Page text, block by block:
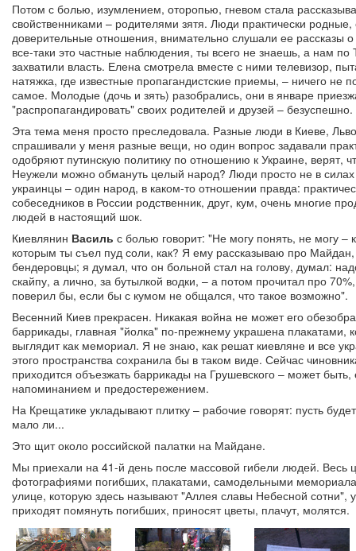
Потом с болью, изумлением, оторопью, гневом стала
свойственниками – родителями зятя. Люди практически
доверительные отношения, внимательно слушали ее рассказы
все-таки это частные наблюдения, ты всего не знаешь, а нам
захватили власть. Елена смотрела вместе с ними телевизор,
натяжка, где известные пропагандистские приемы, – ничего
самое. Молодые (дочь и зять) разобрались, они в январе
"распропагандировать" своих родителей и друзей – безуспешно.
Эта тема меня просто преследовала. Разные люди в Киеве,
спрашивали у меня разные вещи, но один вопрос задавали
одобряют путинскую политику по отношению к Украине, верят,
Неужели можно обмануть целый народ? Люди просто не в
украинцы – один народ, в каком-то отношении правда:
собеседников в России родственник, друг, кум, очень многие
людей в настоящий шок.
Киевлянин Василь с болью говорит: "Не могу понять, не могу –
которым ты съел пуд соли, как? Я ему рассказываю про
бендеровцы; я думал, что он больной стал на голову, думал:
скайпу, а лично, за бутылкой водки, – а потом прочитал про
поверил бы, если бы с кумом не общался, что такое возможно".
Весенний Киев прекрасен. Никакая война не может его
баррикады, главная "йолка" по-прежнему украшена плакатами,
выглядит как мемориал. Я не знаю, как решат киевляне и все
этого пространства сохранила бы в таком виде. Сейчас
приходится объезжать баррикады на Грушевского – может быть,
напоминанием и предостережением.
На Крещатике укладывают плитку – рабочие говорят: пусть
мало ли...
Это щит около российской палатки на Майдане.
Мы приехали на 41-й день после массовой гибели людей. Весь
фотографиями погибших, плакатами, самодельными
улице, которую здесь называют "Аллея славы Небесной сотни",
приходят помянуть погибших, приносят цветы, плачут, молятся.